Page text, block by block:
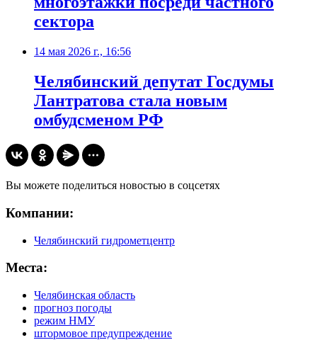
сектора
14 мая 2026 г., 16:56
Челябинский депутат Госдумы
Лантратова стала новым
омбудсменом РФ
Вы можете поделиться новостью в соцсетях
Компании:
Челябинский гидрометцентр
Места:
Челябинская область
прогноз погоды
режим НМУ
штормовое предупреждение